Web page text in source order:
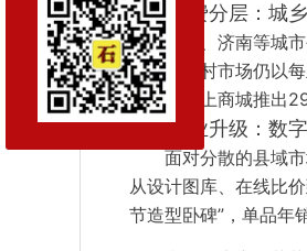
消费分层：城
青岛、济南等城
岩，而农村市场仍以
墓碑网线上商城推出
产业升级：数
面对分散的县域
从设计图库、在线比
节造型卧碑”，单品年